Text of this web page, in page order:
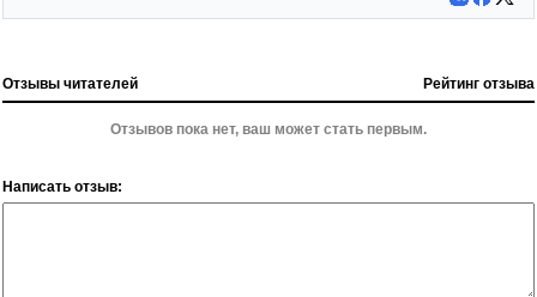
Отзывы читателей Рейтинг отзыва
Отзывов пока нет, ваш может стать первым.
Написать отзыв: